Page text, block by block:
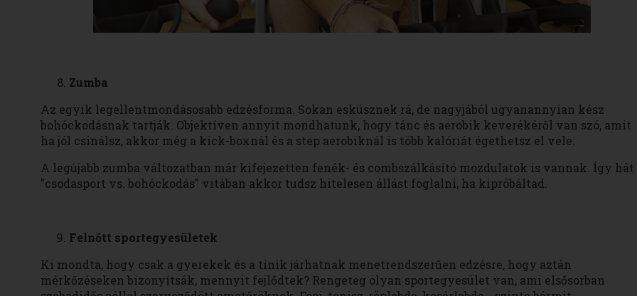
Zumba
Az egyik legellentmondásosabb edzésforma. Sokan esküsznek rá, de nagyjából ugyanannyian kész
bohóckodásnak tartják. Objektíven annyit mondhatunk, hogy tánc és aerobik keverékéről van szó, amit
ha jól csinálsz, akkor még a kick-boxnál és a step aerobiknál is több kalóriát égethetsz el vele.
A legújabb zumba változatban már kifejezetten fenék- és combszálkásító mozdulatok is vannak. Így hát
"csodasport vs. bohóckodás" vitában akkor tudsz hitelesen állást foglalni, ha kipróbáltad.
Felnőtt sportegyesületek
Ki mondta, hogy csak a gyerekek és a tinik járhatnak menetrendszerűen edzésre, hogy aztán
mérkőzéseken bizonyítsák, mennyit fejlődtek? Rengeteg olyan sportegyesület van, ami elsősorban